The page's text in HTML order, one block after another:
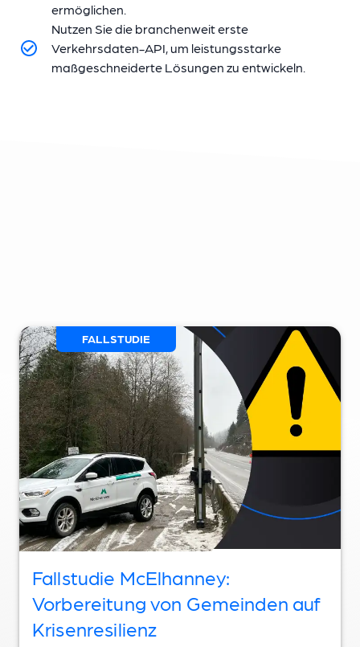
ermöglichen.
Nutzen Sie die branchenweit erste
Verkehrsdaten-API, um leistungsstarke
maßgeschneiderte Lösungen zu entwickeln.
FALLSTUDIE
Fallstudie McElhanney:
Vorbereitung von Gemeinden auf
Krisenresilienz